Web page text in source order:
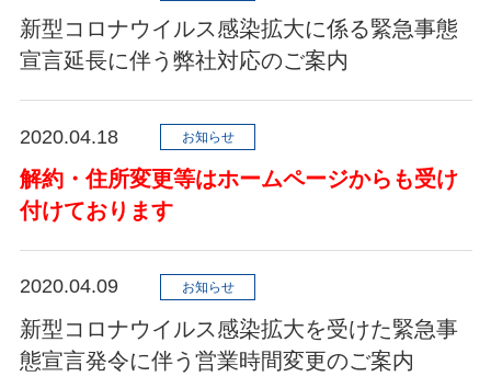
新型コロナウイルス感染拡大に係る緊急事態
宣言延長に伴う弊社対応のご案内
2020.04.18 お知らせ
解約・住所変更等はホームページからも受け
付けております
2020.04.09 お知らせ
新型コロナウイルス感染拡大を受けた緊急事
態宣言発令に伴う営業時間変更のご案内